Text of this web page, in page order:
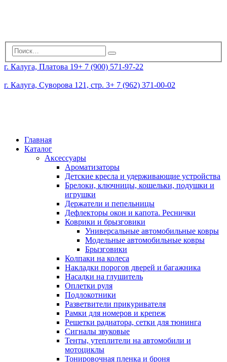
г. Калуга, Платова 19+ 7 (900) 571-97-22
г. Калуга, Суворова 121, стр. 3+ 7 (962) 371-00-02
Главная
Каталог
Аксессуары
Ароматизаторы
Детские кресла и удерживающие устройства
Брелоки, ключницы, кошельки, подушки и
игрушки
Держатели и пепельницы
Дефлекторы окон и капота. Реснички
Коврики и брызговики
Универсальные автомобильные ковры
Модельные автомобильные ковры
Брызговики
Колпаки на колеса
Накладки порогов дверей и багажника
Насадки на глушитель
Оплетки руля
Подлокотники
Разветвители прикуривателя
Рамки для номеров и крепеж
Решетки радиатора, сетки для тюнинга
Сигналы звуковые
Тенты, утеплители на автомобили и
мотоциклы
Тонировочная пленка и броня